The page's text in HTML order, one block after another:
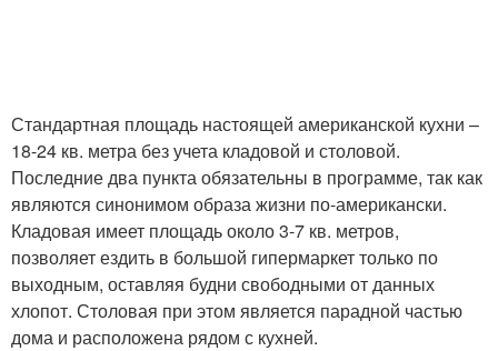
Стандартная площадь настоящей американской кухни –
18-24 кв. метра без учета кладовой и столовой.
Последние два пункта обязательны в программе, так как
являются синонимом образа жизни по-американски.
Кладовая имеет площадь около 3-7 кв. метров,
позволяет ездить в большой гипермаркет только по
выходным, оставляя будни свободными от данных
хлопот. Столовая при этом является парадной частью
дома и расположена рядом с кухней.